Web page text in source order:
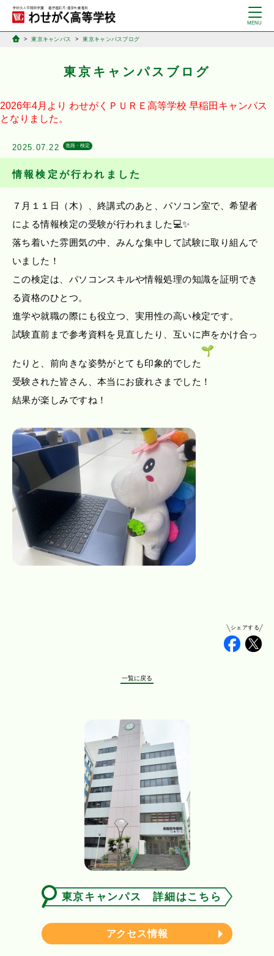
東京キャンパス 東京キャンパスブログ
東京キャンパスブログ
2026年4月より わせがくＰＵＲＥ高等学校 早稲田キャンパス
となりました。
2025.07.22 進路・検定
情報検定が行われました
７月１１日（木）、終講式のあと、パソコン室で、希望者
による情報検定の受験が行われました💻✨
落ち着いた雰囲気の中、みんな集中して試験に取り組んで
いました！
この検定は、パソコンスキルや情報処理の知識を証明でき
る資格のひとつ。
進学や就職の際にも役立つ、実用性の高い検定です。
試験直前まで参考資料を見直したり、互いに声をかけ合っ
たりと、前向きな姿勢がとても印象的でした
受験された皆さん、本当にお疲れさまでした！
結果が楽しみですね！
シェアする
一覧に戻る
東京キャンパス 詳細はこちら
アクセス情報